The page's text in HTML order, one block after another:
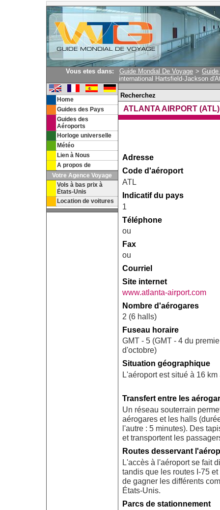
Vous etes dans: Guide Mondial De Voyage >
international Hartsfield-Jackson
Home
Guides des Pays
Guides des
Aéroports
Horloge universelle
Météo
Lien à Nous
A propos de
Votre Agence Voyage
Vols à bas prix à
États-Unis
Location de voitures
Recherchez
ATLANTA AIRPORT (ATL)
Adresse
Code d'aéroport
ATL
Indicatif du pays
1
Téléphone
ou
Fax
ou
Courriel
Site internet
www.atlanta-airport.com
Nombre d'aérogares
2 (6 halls)
Fuseau horaire
GMT - 5 (GMT - 4 du
d'octobre)
Situation géographique
L'aéroport est situé à 16
Transfert entre les
Un réseau souterrain
aérogares et les halls
l'autre : 5 minutes). Des
et transportent les
Routes desservant
L'accès à l'aéroport se fait
tandis que les routes I-75
de gagner les différents
États-Unis.
Parcs de stationnement